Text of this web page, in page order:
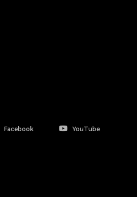
Facebook YouTube